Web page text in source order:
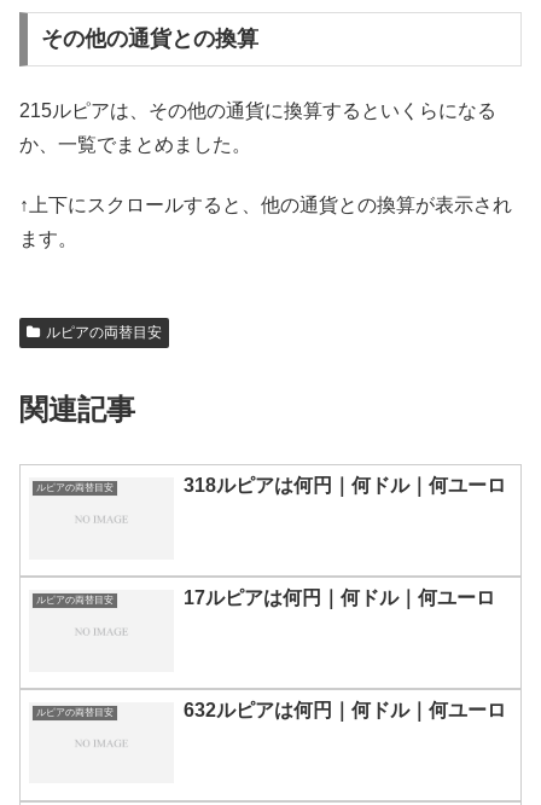
その他の通貨との換算
215ルピアは、その他の通貨に換算するといくらになる
か、一覧でまとめました。
↑上下にスクロールすると、他の通貨との換算が表示され
ます。
ルピアの両替目安
関連記事
ルピアの両替目安 318ルピアは何円｜何ドル｜何ユーロ
ルピアの両替目安 17ルピアは何円｜何ドル｜何ユーロ
ルピアの両替目安 632ルピアは何円｜何ドル｜何ユーロ